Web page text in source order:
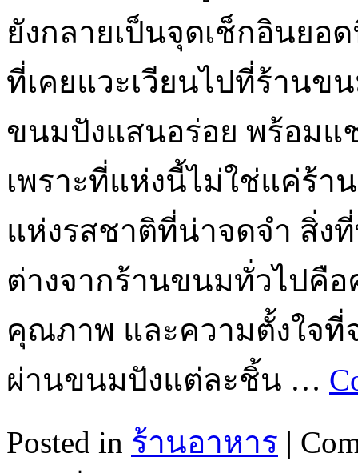
ยังกลายเป็นจุดเช็กอินยอ
ที่เคยแวะเวียนไปที่ร้านข
ขนมปังแสนอร่อย พร้อมแ
เพราะที่แห่งนี้ไม่ใช่แค่ร้
แห่งรสชาติที่น่าจดจำ สิ่ง
ต่างจากร้านขนมทั่วไปคือ
คุณภาพ และความตั้งใจ
ผ่านขนมปังแต่ละชิ้น …
Posted in ร้านอาหาร |